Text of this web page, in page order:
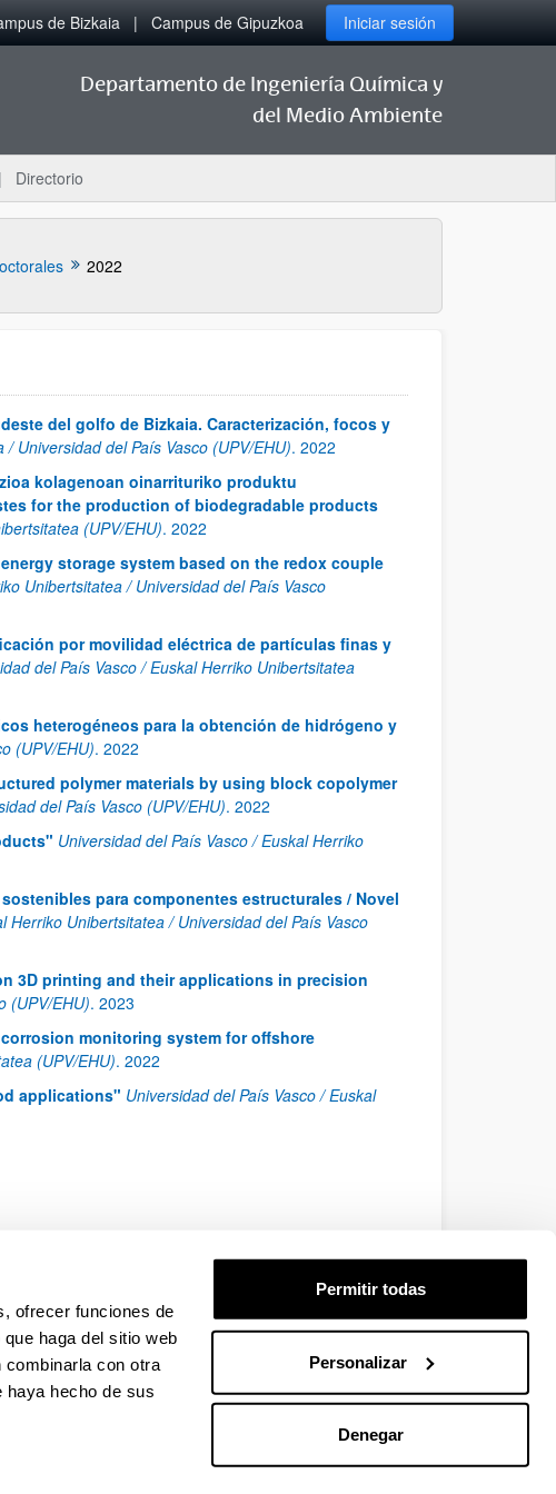
ofrecer funciones de
haga del sitio web
con otra
haya hecho de sus
Permitir todas
Personalizar
Denegar
de Bizkaia Campus de Gipuzkoa Iniciar sesión
Departamento de Ingeniería Química y
del Medio Ambiente
Directorio
2022
del golfo de Bizkaia. Caracterización, focos y
Universidad del País Vasco (UPV/EHU). 2022
kolagenoan oinarrituriko produktu
for the production of biodegradable products
(UPV/EHU). 2022
storage system based on the redox couple
Unibertsitatea / Universidad del País Vasco
por movilidad eléctrica de partículas finas y
del País Vasco / Euskal Herriko Unibertsitatea
heterogéneos para la obtención de hidrógeno y
(UPV/EHU). 2022
polymer materials by using block copolymer
del País Vasco (UPV/EHU). 2022
Universidad del País Vasco / Euskal Herriko
para componentes estructurales / Novel
Herriko Unibertsitatea / Universidad del País Vasco
3D printing and their applications in precision
(UPV/EHU). 2023
monitoring system for offshore
(UPV/EHU). 2022
applications" Universidad del País Vasco / Euskal